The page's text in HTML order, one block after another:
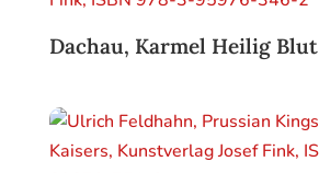
Dachau, Karmel Heilig Blut